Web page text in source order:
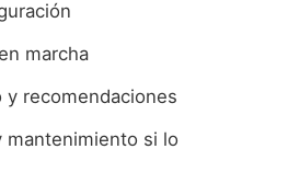
marcha
y recomendaciones
mantenimiento si lo